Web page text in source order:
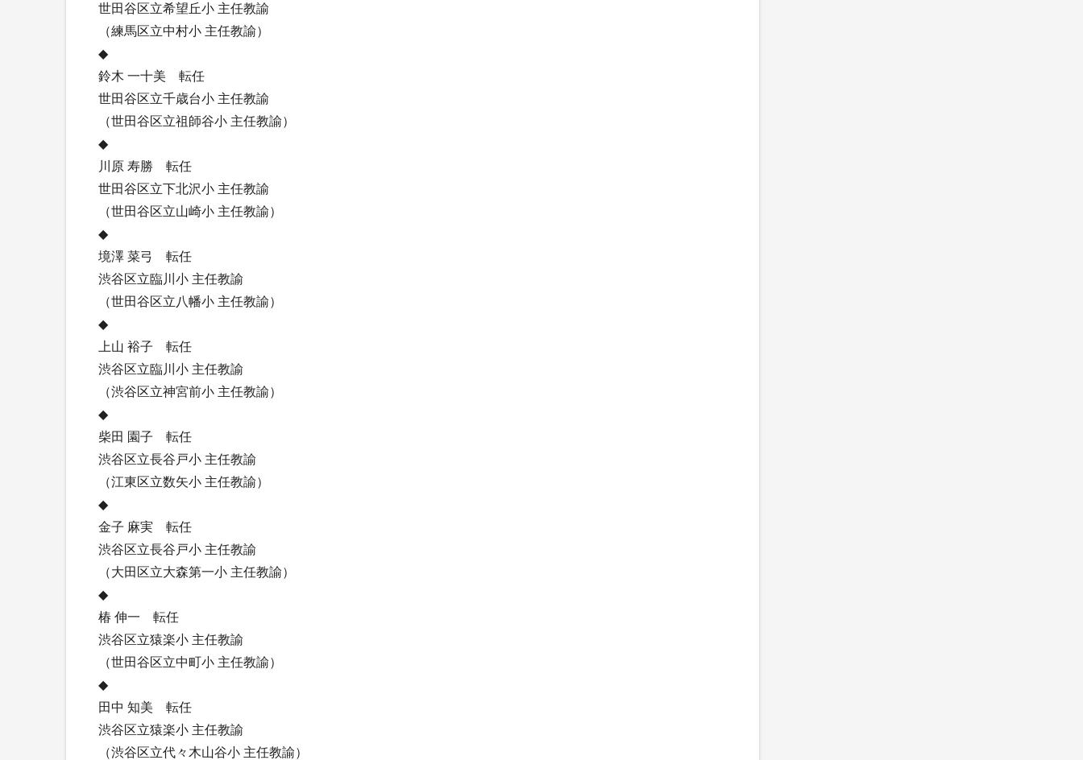
世田谷区立希望丘小 主任教諭
（練馬区立中村小 主任教諭）
◆
鈴木 一十美 転任
世田谷区立千歳台小 主任教諭
（世田谷区立祖師谷小 主任教諭）
◆
川原 寿勝 転任
世田谷区立下北沢小 主任教諭
（世田谷区立山崎小 主任教諭）
◆
境澤 菜弓 転任
渋谷区立臨川小 主任教諭
（世田谷区立八幡小 主任教諭）
◆
上山 裕子 転任
渋谷区立臨川小 主任教諭
（渋谷区立神宮前小 主任教諭）
◆
柴田 園子 転任
渋谷区立長谷戸小 主任教諭
（江東区立数矢小 主任教諭）
◆
金子 麻実 転任
渋谷区立長谷戸小 主任教諭
（大田区立大森第一小 主任教諭）
◆
椿 伸一 転任
渋谷区立猿楽小 主任教諭
（世田谷区立中町小 主任教諭）
◆
田中 知美 転任
渋谷区立猿楽小 主任教諭
（渋谷区立代々木山谷小 主任教諭）